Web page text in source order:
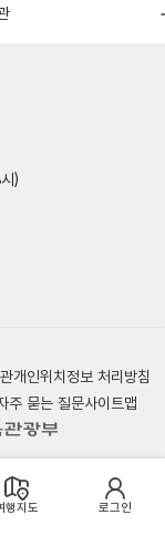
)
개인위치정보 처리방침
주 묻는 질문사이트맵
행지도 로그인